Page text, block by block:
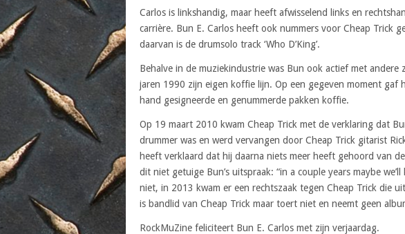
Carlos is linkshandig, maar heeft afwisselend links en
carrière. Bun E. Carlos heeft ook nummers voor Cheap Trick
daarvan is de drumsolo track ‘Who D’King’.
Behalve in de muziekindustrie was Bun ook actief met
jaren 1990 zijn eigen koffie lijn. Op een gegeven moment gaf
hand gesigneerde en genummerde pakken koffie.
Op 19 maart 2010 kwam Cheap Trick met de verklaring dat
drummer was en werd vervangen door Cheap Trick gitarist
heeft verklaard dat hij daarna niets meer heeft gehoord van
dit niet getuige Bun’s uitspraak: “in a couple years maybe
niet, in 2013 kwam er een rechtszaak tegen Cheap Trick die
is bandlid van Cheap Trick maar toert niet en neemt geen
RockMuZine feliciteert Bun E. Carlos met zijn verjaardag.